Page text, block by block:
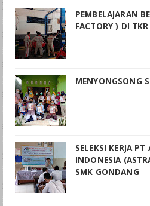
PEMBELAJARAN
FACTORY ) DI
MENYONGSONG
SELEKSI KERJA
INDONESIA
SMK GONDANG